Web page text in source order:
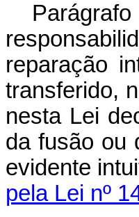
reparação
transferido,
nesta Lei
da fusão ou
evidente
pela Lei nº